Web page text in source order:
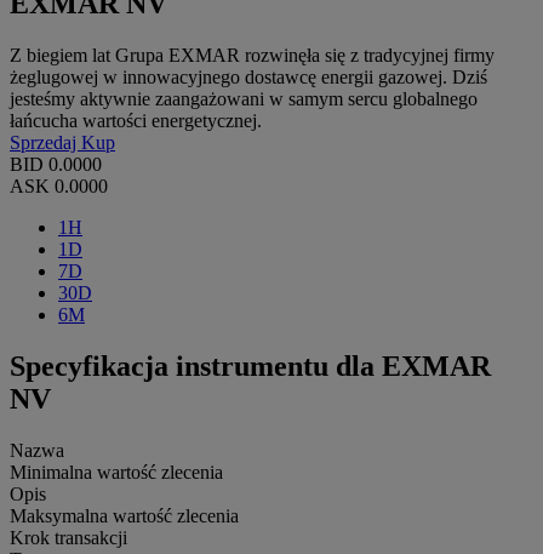
Z biegiem lat Grupa EXMAR rozwinęła się z tradycyjnej firmy
żeglugowej w innowacyjnego dostawcę energii gazowej. Dziś
jesteśmy aktywnie zaangażowani w samym sercu globalnego
łańcucha wartości energetycznej.
Sprzedaj Kup
BID 0.0000
ASK 0.0000
1H
1D
7D
30D
6M
Specyfikacja instrumentu dla EXMAR
NV
Nazwa
Minimalna wartość zlecenia
Opis
Maksymalna wartość zlecenia
Krok transakcji